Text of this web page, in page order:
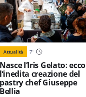
Attualità 7'
Nasce l’Iris Gelato: ecco
l’inedita creazione del
pastry chef Giuseppe
Bellia